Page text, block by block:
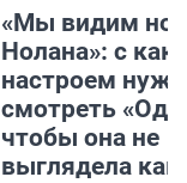
«Мы видим
Нолана»: с
настроем
смотреть
чтобы она не
выглядела как